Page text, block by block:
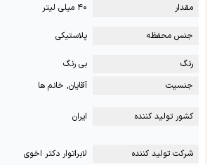
مقدار ۴۰ میلی لیتر
جنس محفظه پلاستیکی
رنگ
بی رنگ
جنسیت
آقایان, خانم ها
کشور تولید کننده ایران
شرکت تولید کننده لابراتوار دکتر اخوی